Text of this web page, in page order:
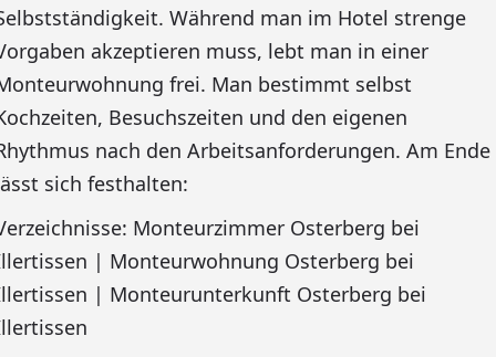
Während man im Hotel strenge
akzeptieren muss, lebt man in einer
frei. Man bestimmt selbst
Besuchszeiten und den eigenen
nach den Arbeitsanforderungen. Am Ende
sich festhalten:
Monteurzimmer Osterberg bei
| Monteurwohnung Osterberg bei
| Monteurunterkunft Osterberg bei